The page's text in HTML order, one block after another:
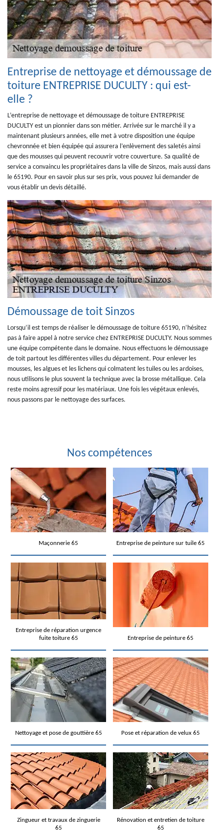
Entreprise de nettoyage et démoussage de
toiture ENTREPRISE DUCULTY : qui est-
elle ?
L’entreprise de nettoyage et démoussage de toiture ENTREPRISE
DUCULTY est un pionnier dans son métier. Arrivée sur le marché il y a
maintenant plusieurs années, elle met à votre disposition une équipe
chevronnée et bien équipée qui assurera l’enlèvement des saletés ainsi
que des mousses qui peuvent recouvrir votre couverture. Sa qualité de
service a convaincu les propriétaires dans la ville de Sinzos, mais aussi dans
le 65190. Pour en savoir plus sur ses prix, vous pouvez lui demander de
vous établir un devis détaillé.
Démoussage de toit Sinzos
Lorsqu’il est temps de réaliser le démoussage de toiture 65190, n’hésitez
pas à faire appel à notre service chez ENTREPRISE DUCULTY. Nous sommes
une équipe compétente dans le domaine. Nous effectuons le démoussage
de toit partout les différentes villes du département. Pour enlever les
mousses, les algues et les lichens qui colmatent les tuiles ou les ardoises,
nous utilisons le plus souvent la technique avec la brosse métallique. Cela
reste moins agressif pour les matériaux. Une fois les végétaux enlevés,
nous passons par le nettoyage des surfaces.
Nos compétences
Maçonnerie 65 Entreprise de peinture sur tuile 65
Entreprise de réparation urgence
fuite toiture 65
Entreprise de peinture 65
Nettoyage et pose de gouttière 65 Pose et réparation de velux 65
Zingueur et travaux de zinguerie
65
Rénovation et entretien de toiture
65